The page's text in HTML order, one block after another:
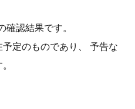
認結果です。
定のものであり、 予告な